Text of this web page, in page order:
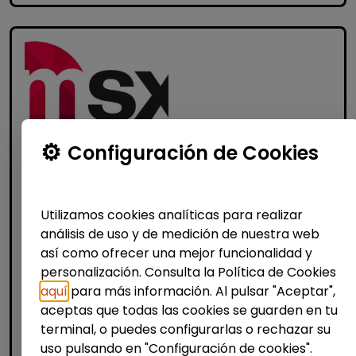
Atención al Cliente y Comercio
Agente de ventas y soporte
(Barcelona) - español, francés,
alemán, sueco, holandés o italiano
MSX Internacional| España(Barcelona)
MSX International es el proveedor líder
mundial de soluciones comerciales
externalizadas para la industria automotriz
Configuración de Cookies
Utilizamos cookies analíticas para realizar
análisis de uso y de medición de nuestra web
así como ofrecer una mejor funcionalidad y
personalización. Consulta la Política de Cookies
aquí para más información. Al pulsar "Aceptar",
aceptas que todas las cookies se guarden en tu
terminal, o puedes configurarlas o rechazar su
uso pulsando en "Configuración de cookies".